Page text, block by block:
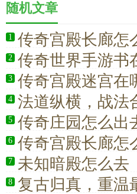
随机文章
1 传奇宫殿长廊怎
2 传奇世界手游书
3 传奇宫殿迷宫在
4 法道纵横，战
容的输出灵魂
5 传奇庄园怎么出
6 传奇宫殿长廊怎
7 未知暗殿怎么去
8 复古归真，重温